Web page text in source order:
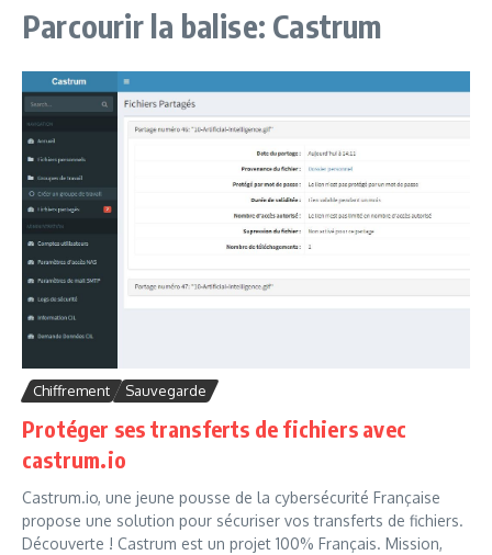
Parcourir la balise: Castrum
Chiffrement Sauvegarde
Protéger ses transferts de fichiers avec
castrum.io
Castrum.io, une jeune pousse de la cybersécurité Française
propose une solution pour sécuriser vos transferts de fichiers.
Découverte ! Castrum est un projet 100% Français. Mission,